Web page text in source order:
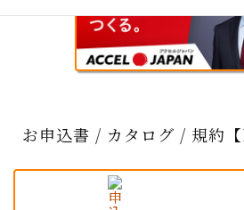
お申込書 / カタログ / 規約【